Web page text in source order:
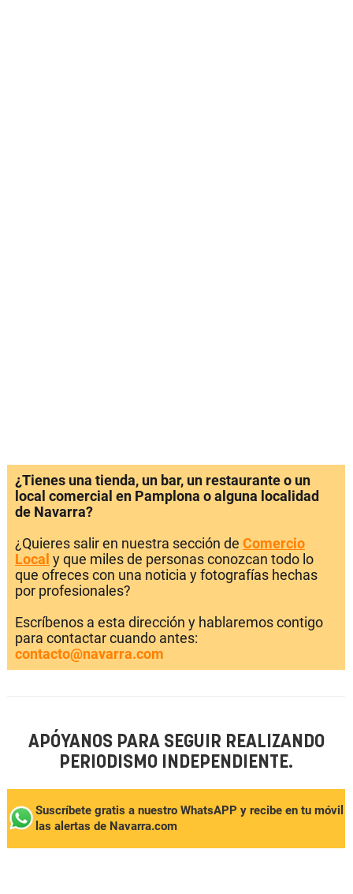
¿Tienes una tienda, un bar, un restaurante o un
local comercial en Pamplona o alguna localidad
de Navarra?
¿Quieres salir en nuestra sección de Comercio
Local y que miles de personas conozcan todo lo
que ofreces con una noticia y fotografías hechas
por profesionales?
Escríbenos a esta dirección y hablaremos contigo
para contactar cuando antes:
contacto@navarra.com
APÓYANOS PARA SEGUIR REALIZANDO
PERIODISMO INDEPENDIENTE.
Suscríbete gratis a nuestro WhatsAPP y recibe en tu móvil
las alertas de Navarra.com